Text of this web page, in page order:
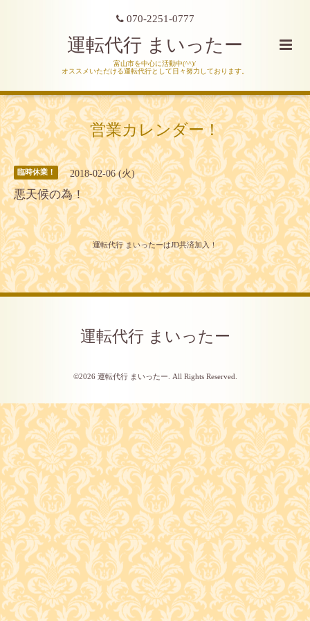
070-2251-0777
運転代行 まいったー
富山市を中心に活動中(^^)/
オススメいただける運転代行として日々努力しております。
営業カレンダー！
臨時休業！ 2018-02-06 (火)
悪天候の為！
運転代行 まいったーはJD共済加入！
運転代行 まいったー
©2026 運転代行 まいったー . All Rights Reserved.